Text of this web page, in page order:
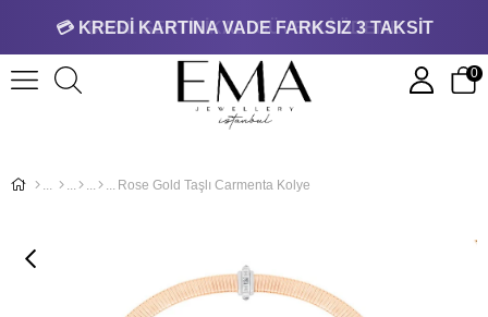
💳 KREDİ KARTINA VADE FARKSIZ 3 TAKSİT
0
Rose Gold Taşlı Carmenta Kolye